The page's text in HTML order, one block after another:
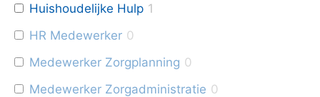
Huishoudelijke Hulp 1
HR Medewerker 0
Medewerker Zorgplanning 0
Medewerker Zorgadministratie 0